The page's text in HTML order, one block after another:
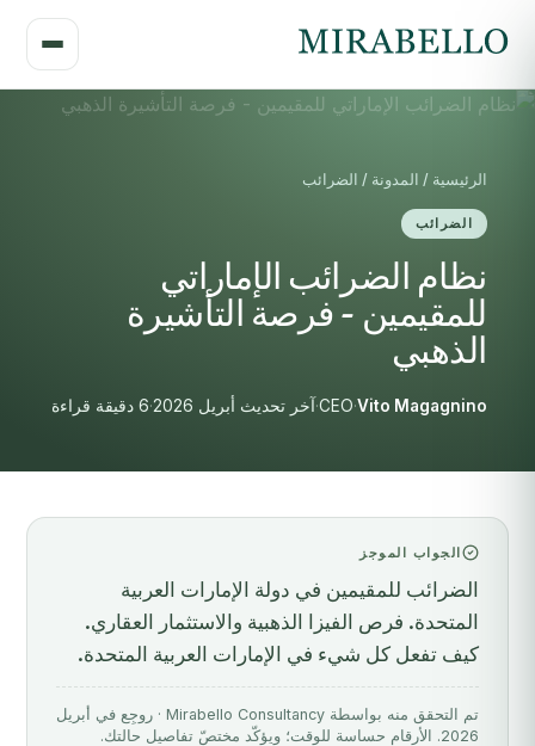
الرئيسية / المدونة / الضرائب
الضرائب
نظام الضرائب الإماراتي
للمقيمين - فرصة التأشيرة
الذهبي
Vito Magagnino
·
CEO
·آخر تحديث أبريل 2026 ·6 دقيقة قراءة
الجواب الموجز
الضرائب للمقيمين في دولة الإمارات العربية
المتحدة. فرص الفيزا الذهبية والاستثمار العقاري.
كيف تفعل كل شيء في الإمارات العربية المتحدة.
تم التحقق منه بواسطة Mirabello Consultancy · روجِع في أبريل
2026. الأرقام حساسة للوقت؛ ويؤكّد مختصّ تفاصيل حالتك.